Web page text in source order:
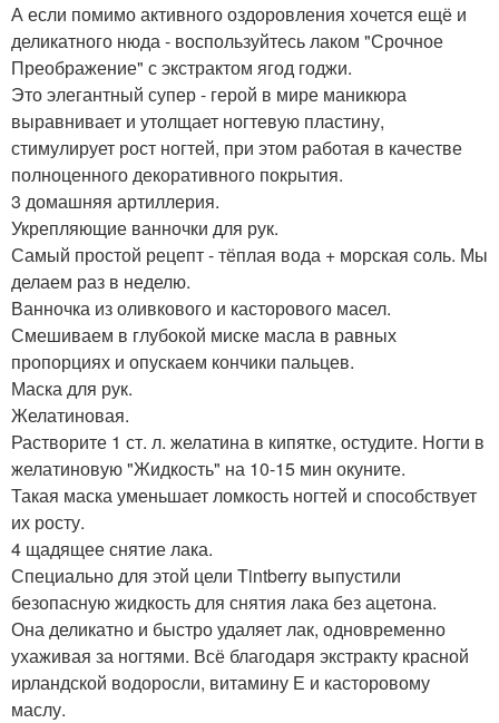
А если помимо активного оздоровления хочется ещё и
деликатного нюда - воспользуйтесь лаком "Срочное
Преображение" с экстрактом ягод годжи.
Это элегантный супер - герой в мире маникюра
выравнивает и утолщает ногтевую пластину,
стимулирует рост ногтей, при этом работая в качестве
полноценного декоративного покрытия.
3 домашняя артиллерия.
Укрепляющие ванночки для рук.
Самый простой рецепт - тёплая вода + морская соль. Мы
делаем раз в неделю.
Ванночка из оливкового и касторового масел.
Смешиваем в глубокой миске масла в равных
пропорциях и опускаем кончики пальцев.
Маска для рук.
Желатиновая.
Растворите 1 ст. л. желатина в кипятке, остудите. Ногти в
желатиновую "Жидкость" на 10-15 мин окуните.
Такая маска уменьшает ломкость ногтей и способствует
их росту.
4 щадящее снятие лака.
Специально для этой цели Tintberry выпустили
безопасную жидкость для снятия лака без ацетона.
Она деликатно и быстро удаляет лак, одновременно
ухаживая за ногтями. Всё благодаря экстракту красной
ирландской водоросли, витамину Е и касторовому
маслу.